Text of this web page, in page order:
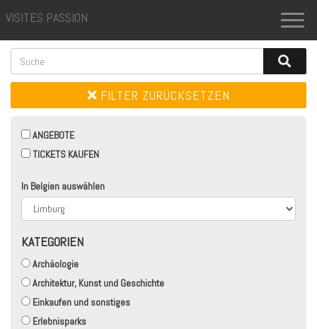
VISITES PASSION
FILTER ZURÜCKSETZEN
ANGEBOTE
TICKETS KAUFEN
In Belgien auswählen
KATEGORIEN
Archäologie
Architektur, Kunst und Geschichte
Einkaufen und sonstiges
Erlebnisparks